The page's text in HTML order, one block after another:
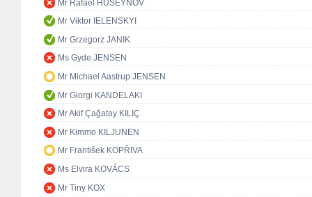
Mr Rafael HUSEYNOV
Mr Viktor IELENSKYI
Mr Grzegorz JANIK
Ms Gyde JENSEN
Mr Michael Aastrup JENSEN
Mr Giorgi KANDELAKI
Mr Akif Çağatay KILIÇ
Mr Kimmo KILJUNEN
Mr František KOPŘIVA
Ms Elvira KOVÁCS
Mr Tiny KOX